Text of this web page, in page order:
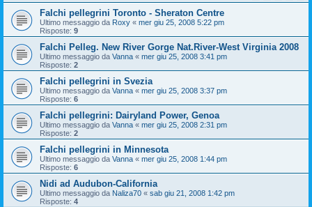
Falchi pellegrini Toronto - Sheraton Centre
Ultimo messaggio da Roxy « mer giu 25, 2008 5:22 pm
Risposte: 9
Falchi Pelleg. New River Gorge Nat.River-West Virginia 2008
Ultimo messaggio da Vanna « mer giu 25, 2008 3:41 pm
Risposte: 2
Falchi pellegrini in Svezia
Ultimo messaggio da Vanna « mer giu 25, 2008 3:37 pm
Risposte: 6
Falchi pellegrini: Dairyland Power, Genoa
Ultimo messaggio da Vanna « mer giu 25, 2008 2:31 pm
Risposte: 2
Falchi pellegrini in Minnesota
Ultimo messaggio da Vanna « mer giu 25, 2008 1:44 pm
Risposte: 6
Nidi ad Audubon-California
Ultimo messaggio da Naliza70 « sab giu 21, 2008 1:42 pm
Risposte: 4